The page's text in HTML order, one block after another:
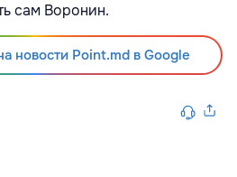
сам Воронин.
новости Point.md в Google